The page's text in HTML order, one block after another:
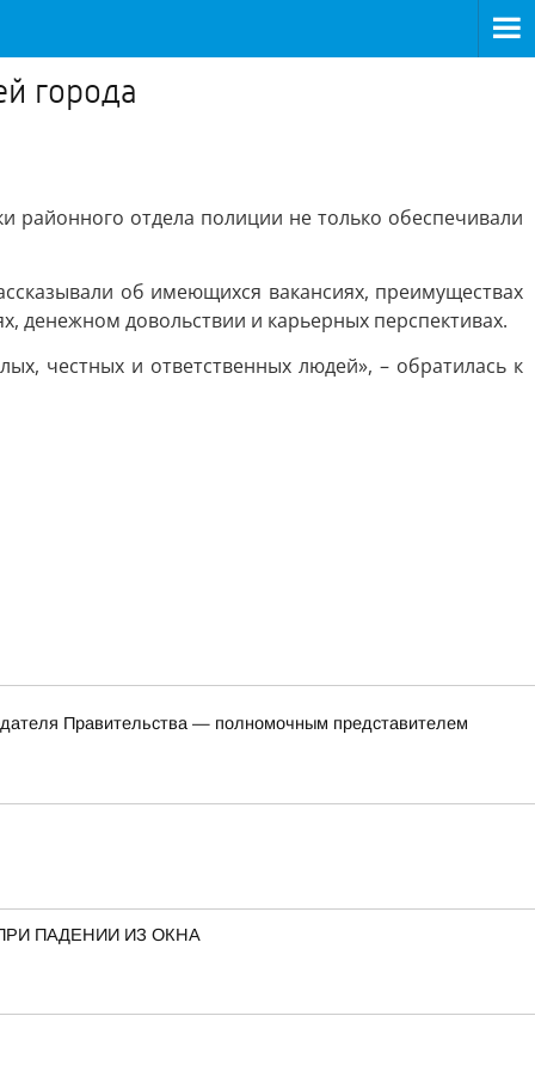
города
отдела полиции не только обеспечивали
об имеющихся вакансиях, преимуществах
денежном довольствии и карьерных перспективах.
честных и ответственных людей», – обратилась к
Правительства — полномочным представителем
ПАДЕНИИ ИЗ ОКНА